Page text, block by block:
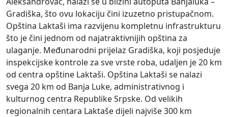
Gradiška, što ovu lokaciju čini izuzetno pristupačnom.
Opština Laktaši ima razvijenu kompletnu infrastrukturu
što je čini jednom od najatraktivnijih opština za
ulaganje. Međunarodni prijelaz Gradiška, koji posjeduje
inspekcijske kontrole za sve vrste roba, udaljen je 20 km
od centra opštine Laktaši. Opština Laktaši se nalazi
svega 20 km od Banja Luke, administrativnog i
kulturnog centra Republike Srpske. Od velikih
regionalnih centara Laktaše dijeli najviše 300 km